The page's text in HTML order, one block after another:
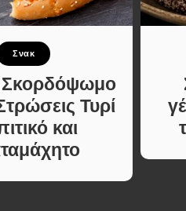
Σούπες
Συνταγές
Σνακ
Τυρί
και